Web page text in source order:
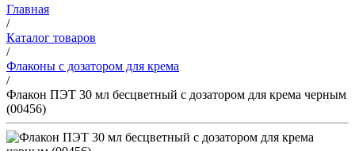
Главная
/
Каталог товаров
/
Флаконы с дозатором для крема
/
Флакон ПЭТ 30 мл бесцветный с дозатором для крема черным
(00456)